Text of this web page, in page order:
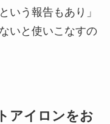
いう報告もあり」
いと使いこなすの
アイロンをお